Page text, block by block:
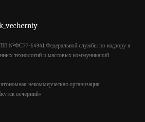
№ФС77-54941 Федеральной службы по надзору в
технологий и массовых коммуникаций
некоммерческая организация
вечерний»